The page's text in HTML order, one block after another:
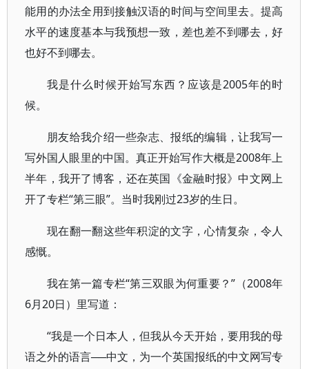
能用的办法全用到接触汉语的时间与空间里去。提高
水平的速度基本与我预想一致，差也差不到哪去，好
也好不到哪去。
我是什么时候开始写东西？应该是2005年的时
候。
朋友给我介绍一些杂志、报纸的编辑，让我写一
写外国人眼里的中国。真正开始写作大概是2008年上
半年，我开了博客，还在英国《金融时报》中文网上
开了专栏“第三眼”。当时我刚过23岁的生日。
现在翻一翻这些年积淀的文字，心情复杂，令人
感慨。
我在第一篇专栏“第三双眼为何重要？”（2008年
6月20日）里写道：
“我是一个日本人，但我从今天开始，要用我的母
语之外的语言──中文，为一个英国报纸的中文网写专